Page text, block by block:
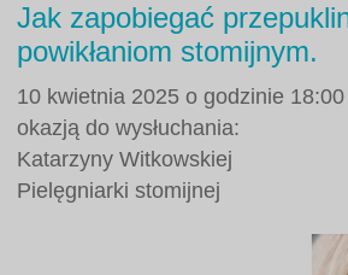
Jak zapobiegać
powikłaniom stomijnym.
10 kwietnia 2025 o godzinie 18:00
okazją do wysłuchania:
Katarzyny Witkowskiej
Pielęgniarki stomijnej